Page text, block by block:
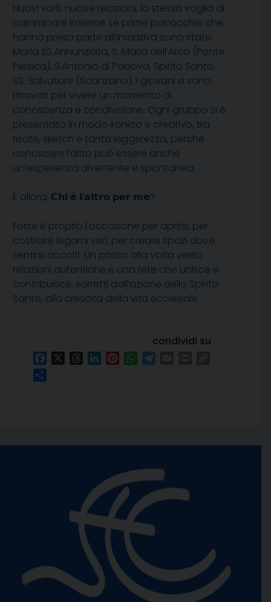
Nuovi volti, nuove relazioni, la stessa voglia di
camminare insieme. Le prime parrocchie che
hanno preso parte all’iniziativa sono state:
Maria SS.Annunziata, S. Maria dell’Arco (Ponte
Persica), S.Antonio di Padova, Spirito Santo,
SS. Salvatore (Scanzano). I giovani si sono
ritrovati per vivere un momento di
conoscenza e condivisione. Ogni gruppo si è
presentato in modo ironico e creativo, tra
risate, sketch e tanta leggerezza, perché
conoscere l’altro può essere anche
un’esperienza divertente e spontanea.
E allora, 𝗖𝗵𝗶 𝗲̀ 𝗹’𝗮𝗹𝘁𝗿𝗼 𝗽𝗲𝗿 𝗺𝗲?
Forse è proprio l’occasione per aprirsi, per
costruire legami veri, per creare spazi dove
sentirsi accolti. Un passo alla volta verso
relazioni autentiche e una rete che unisce e
contribuisce, sorretti dall’azione dello Spirito
Santo, alla crescita della vita ecclesiale.
condividi su
FacebookThreadsLinkedInPinterestWhatsApp